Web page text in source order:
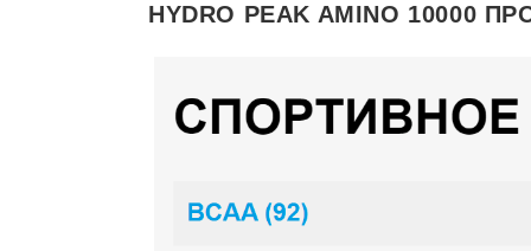
HYDRO PEAK AMINO 10000